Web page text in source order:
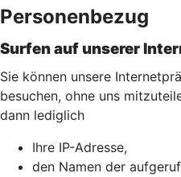
Personenbezug
Surfen auf unserer
Sie können unsere
besuchen, ohne uns
dann lediglich
Ihre IP-Adresse,
den Namen der